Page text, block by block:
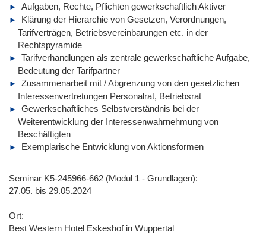
Aufgaben, Rechte, Pflichten gewerkschaftlich Aktiver
Klärung der Hierarchie von Gesetzen, Verordnungen,
Tarifverträgen, Betriebsvereinbarungen etc. in der
Rechtspyramide
Tarifverhandlungen als zentrale gewerkschaftliche Aufgabe,
Bedeutung der Tarifpartner
Zusammenarbeit mit / Abgrenzung von den gesetzlichen
Interessenvertretungen Personalrat, Betriebsrat
Gewerkschaftliches Selbstverständnis bei der
Weiterentwicklung der Interessenwahrnehmung von
Beschäftigten
Exemplarische Entwicklung von Aktionsformen
Seminar K5-245966-662 (Modul 1 - Grundlagen):
27.05. bis 29.05.2024
Ort:
Best Western Hotel Eskeshof in Wuppertal